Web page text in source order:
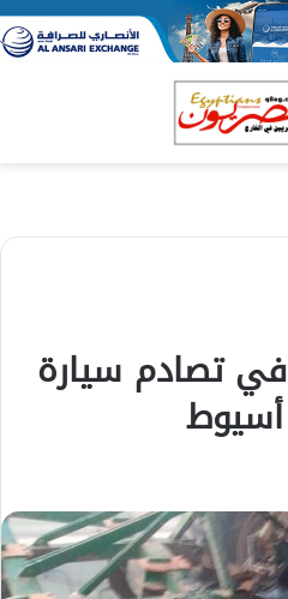
تصادم سيارة
أسيوط